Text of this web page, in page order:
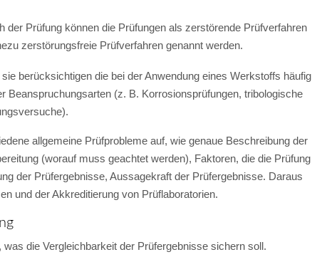
der Prüfung können die Prüfungen als zerstörende Prüfverfahren
zerstörungsfreie Prüfverfahren genannt werden.
berücksichtigen die bei der Anwendung eines Werkstoffs häufig
Beanspruchungsarten (z. B. Korrosionsprüfungen, tribologische
allgemeine Prüfprobleme auf, wie genaue Beschreibung der
(worauf muss geachtet werden), Faktoren, die die Prüfung
der Prüfergebnisse, Aussagekraft der Prüfergebnisse. Daraus
und der Akkreditierung von Prüflaboratorien.
die Vergleichbarkeit der Prüfergebnisse sichern soll.